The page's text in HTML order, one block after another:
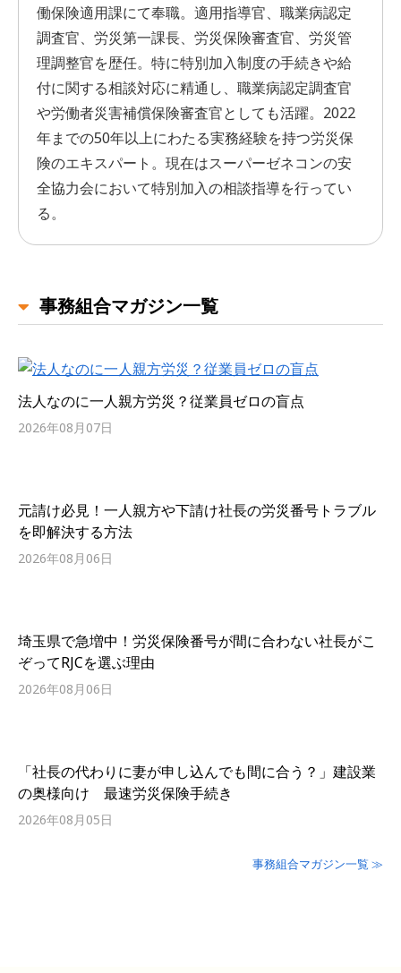
働保険適用課にて奉職。適用指導官、職業病認定
調査官、労災第一課長、労災保険審査官、労災管
理調整官を歴任。特に特別加入制度の手続きや給
付に関する相談対応に精通し、職業病認定調査官
や労働者災害補償保険審査官としても活躍。2022
年までの50年以上にわたる実務経験を持つ労災保
険のエキスパート。現在はスーパーゼネコンの安
全協力会において特別加入の相談指導を行ってい
る。
事務組合マガジン一覧
法人なのに一人親方労災？従業員ゼロの盲点
2026年08月07日
元請け必見！一人親方や下請け社長の労災番号トラブル
を即解決する方法
2026年08月06日
埼玉県で急増中！労災保険番号が間に合わない社長がこ
ぞってRJCを選ぶ理由
2026年08月06日
「社長の代わりに妻が申し込んでも間に合う？」建設業
の奥様向け 最速労災保険手続き
2026年08月05日
事務組合マガジン一覧 ≫